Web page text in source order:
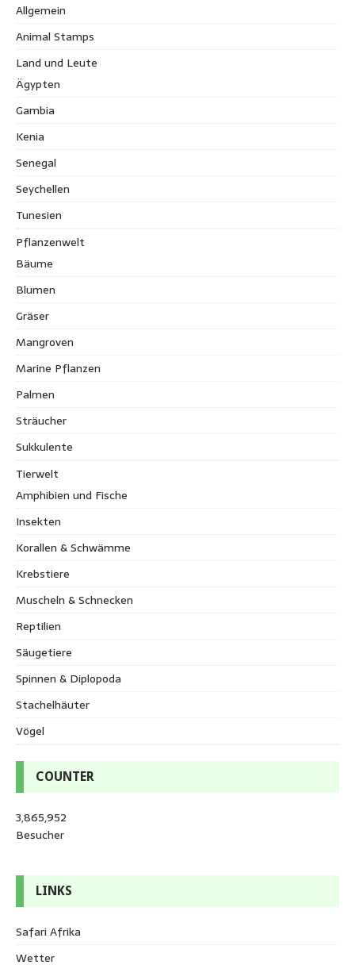
Allgemein
Animal Stamps
Land und Leute
Ägypten
Gambia
Kenia
Senegal
Seychellen
Tunesien
Pflanzenwelt
Bäume
Blumen
Gräser
Mangroven
Marine Pflanzen
Palmen
Sträucher
Sukkulente
Tierwelt
Amphibien und Fische
Insekten
Korallen & Schwämme
Krebstiere
Muscheln & Schnecken
Reptilien
Säugetiere
Spinnen & Diplopoda
Stachelhäuter
Vögel
COUNTER
3,865,952
Besucher
LINKS
Safari Afrika
Wetter